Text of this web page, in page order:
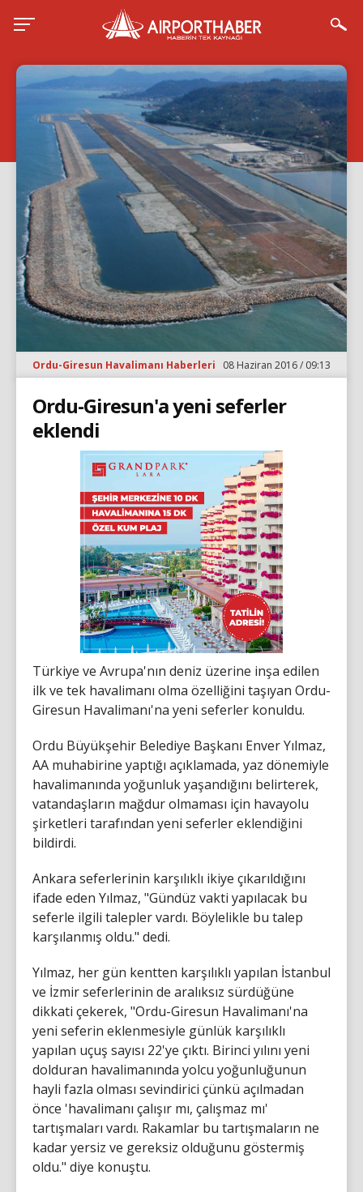
Ordu-Giresun Havalimanı Haberleri 08 Haziran 2016 / 09:13
Ordu-Giresun'a yeni seferler
eklendi
Türkiye ve Avrupa'nın deniz üzerine inşa edilen
ilk ve tek havalimanı olma özelliğini taşıyan Ordu-
Giresun Havalimanı'na yeni seferler konuldu.
Ordu Büyükşehir Belediye Başkanı Enver Yılmaz,
AA muhabirine yaptığı açıklamada, yaz dönemiyle
havalimanında yoğunluk yaşandığını belirterek,
vatandaşların mağdur olmaması için havayolu
şirketleri tarafından yeni seferler eklendiğini
bildirdi.
Ankara seferlerinin karşılıklı ikiye çıkarıldığını
ifade eden Yılmaz, "Gündüz vakti yapılacak bu
seferle ilgili talepler vardı. Böylelikle bu talep
karşılanmış oldu." dedi.
Yılmaz, her gün kentten karşılıklı yapılan İstanbul
ve İzmir seferlerinin de aralıksız sürdüğüne
dikkati çekerek, "Ordu-Giresun Havalimanı'na
yeni seferin eklenmesiyle günlük karşılıklı
yapılan uçuş sayısı 22'ye çıktı. Birinci yılını yeni
dolduran havalimanında yolcu yoğunluğunun
hayli fazla olması sevindirici çünkü açılmadan
önce 'havalimanı çalışır mı, çalışmaz mı'
tartışmaları vardı. Rakamlar bu tartışmaların ne
kadar yersiz ve gereksiz olduğunu göstermiş
oldu." diye konuştu.